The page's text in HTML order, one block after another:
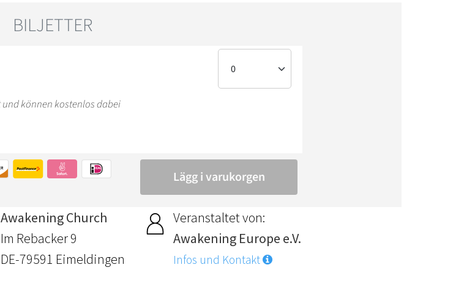
Awakening Church
Im Rebacker 9
DE-79591 Eimeldingen
Veranstaltet von:
Awakening Europe e.V.
Infos und Kontakt